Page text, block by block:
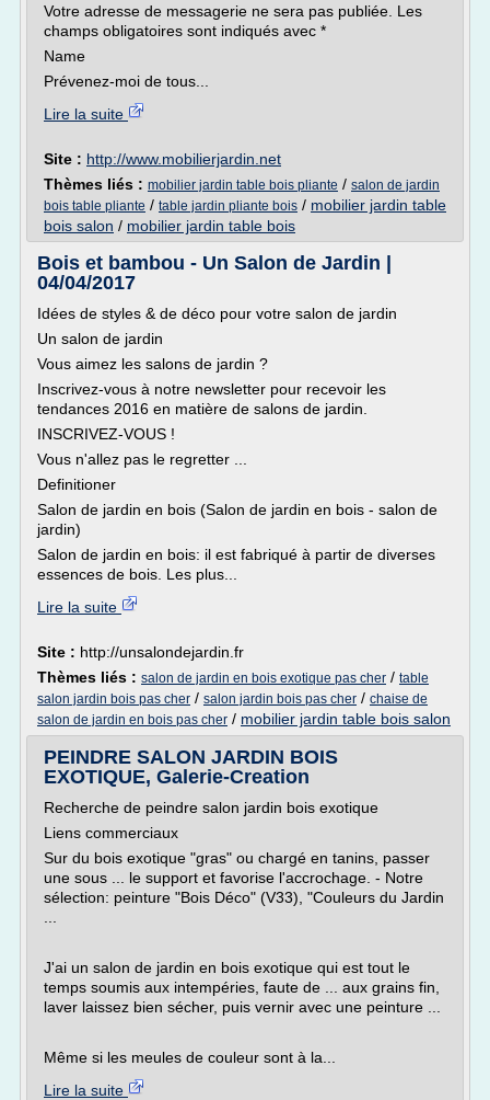
Votre adresse de messagerie ne sera pas publiée. Les
champs obligatoires sont indiqués avec *
Name
Prévenez-moi de tous...
Lire la suite
Site : http://www.mobilierjardin.net
Thèmes liés : mobilier jardin table bois pliante / salon de jardin
bois table pliante / table jardin pliante bois / mobilier jardin table
bois salon / mobilier jardin table bois
Bois et bambou - Un Salon de Jardin |
04/04/2017
Idées de styles & de déco pour votre salon de jardin
Un salon de jardin
Vous aimez les salons de jardin ?
Inscrivez-vous à notre newsletter pour recevoir les
tendances 2016 en matière de salons de jardin.
INSCRIVEZ-VOUS !
Vous n'allez pas le regretter ...
Definitioner
Salon de jardin en bois (Salon de jardin en bois - salon de
jardin)
Salon de jardin en bois: il est fabriqué à partir de diverses
essences de bois. Les plus...
Lire la suite
Site : http://unsalondejardin.fr
Thèmes liés : salon de jardin en bois exotique pas cher / table
salon jardin bois pas cher / salon jardin bois pas cher / chaise de
salon de jardin en bois pas cher / mobilier jardin table bois salon
PEINDRE SALON JARDIN BOIS
EXOTIQUE, Galerie-Creation
Recherche de peindre salon jardin bois exotique
Liens commerciaux
Sur du bois exotique "gras" ou chargé en tanins, passer
une sous ... le support et favorise l'accrochage. - Notre
sélection: peinture "Bois Déco" (V33), "Couleurs du Jardin
J'ai un salon de jardin en bois exotique qui est tout le
temps soumis aux intempéries, faute de ... aux grains fin,
laver laissez bien sécher, puis vernir avec une peinture ...
Même si les meules de couleur sont à la...
Lire la suite